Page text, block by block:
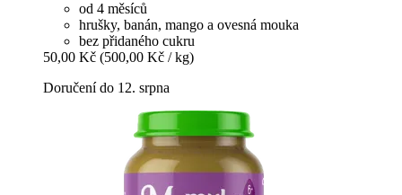
od 4 měsíců
hrušky, banán, mango a ovesná mouka
bez přidaného cukru
50,00 Kč (500,00 Kč / kg)
Doručení do 12. srpna